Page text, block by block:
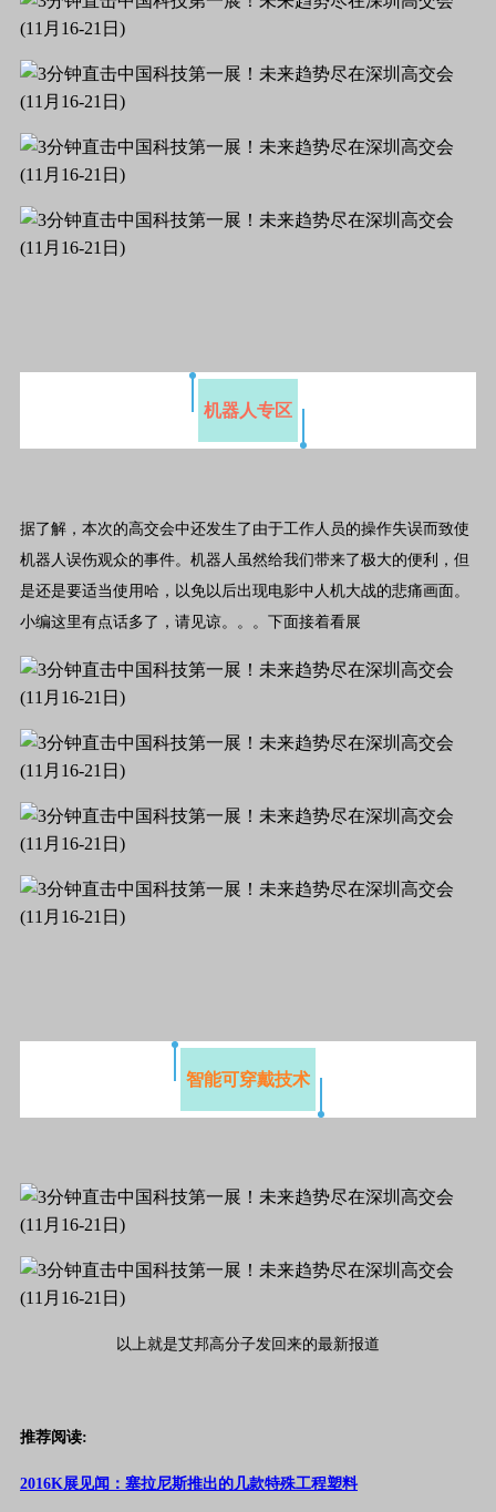
机器人专区
据了解，本次的高交会中还发生了由于工作人员的操作失误而致使
机器人误伤观众的事件。机器人虽然给我们带来了极大的便利，但
是还是要适当使用哈，以免以后出现电影中人机大战的悲痛画面。
小编这里有点话多了，请见谅。。。下面接着看展
智能可穿戴技术
以上就是艾邦高分子发回来的最新报道
推荐阅读:
2016K展见闻：塞拉尼斯推出的几款特殊工程塑料